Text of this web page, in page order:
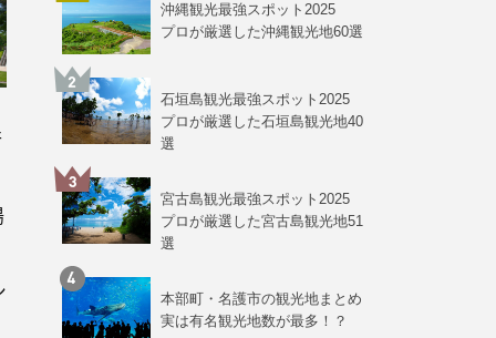
沖縄観光最強スポット2025
プロが厳選した沖縄観光地60選
石垣島観光最強スポット2025
プロが厳選した石垣島観光地40
選
宮古島観光最強スポット2025
プロが厳選した宮古島観光地51
選
本部町・名護市の観光地まとめ
実は有名観光地数が最多！？